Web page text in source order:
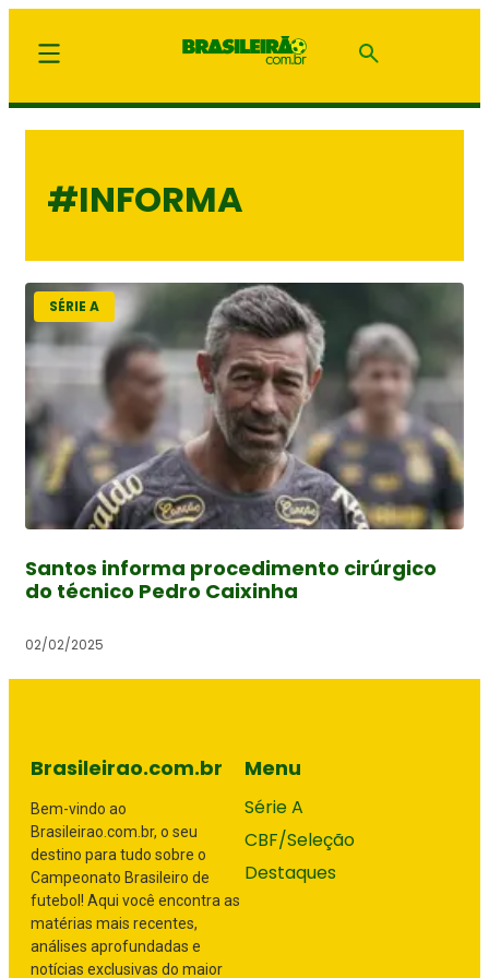
#INFORMA
SÉRIE A
Santos informa procedimento cirúrgico
do técnico Pedro Caixinha
02/02/2025
Brasileirao.com.br
Bem-vindo ao
Brasileirao.com.br, o seu
destino para tudo sobre o
Campeonato Brasileiro de
futebol! Aqui você encontra as
matérias mais recentes,
análises aprofundadas e
notícias exclusivas do maior
Menu
Série A
CBF/Seleção
Destaques